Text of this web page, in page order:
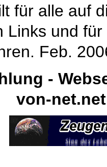
für alle auf
Links und
Feb.
-
von-net.net